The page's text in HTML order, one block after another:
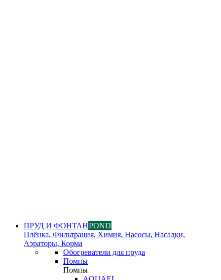
ПРУД И ФОНТАНPOND
Плёнка, Фильтрация, Химия, Насосы, Насадки,
Аэраторы, Корма
Обогреватели для пруда
Помпы
Помпы